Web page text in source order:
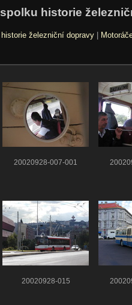
historie
železniční dopravy|
20020928-007-001
20020928-015